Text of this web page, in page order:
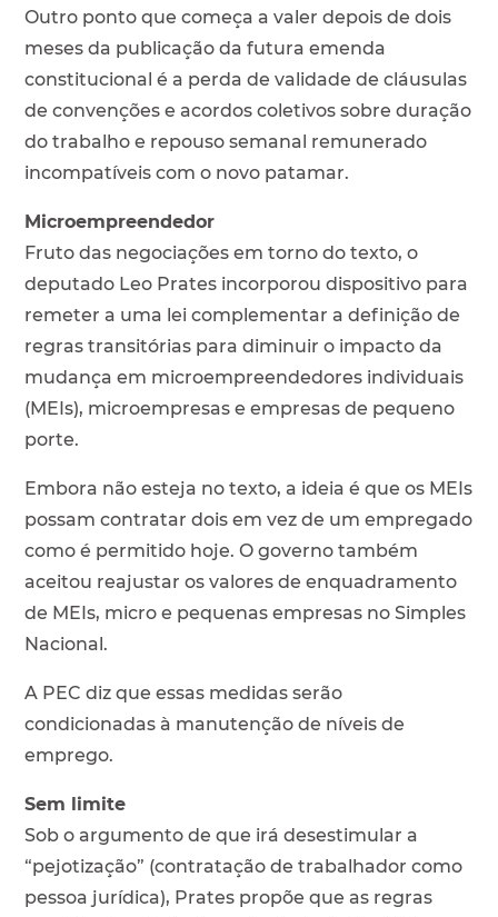
Outro ponto que começa a valer depois de dois
meses da publicação da futura emenda
constitucional é a perda de validade de cláusulas
de convenções e acordos coletivos sobre duração
do trabalho e repouso semanal remunerado
incompatíveis com o novo patamar.
Microempreendedor
Fruto das negociações em torno do texto, o
deputado Leo Prates incorporou dispositivo para
remeter a uma lei complementar a definição de
regras transitórias para diminuir o impacto da
mudança em microempreendedores individuais
(MEIs), microempresas e empresas de pequeno
porte.
Embora não esteja no texto, a ideia é que os MEIs
possam contratar dois em vez de um empregado
como é permitido hoje. O governo também
aceitou reajustar os valores de enquadramento
de MEIs, micro e pequenas empresas no Simples
Nacional.
A PEC diz que essas medidas serão
condicionadas à manutenção de níveis de
emprego.
Sem limite
Sob o argumento de que irá desestimular a
“pejotização” (contratação de trabalhador como
pessoa jurídica), Prates propõe que as regras